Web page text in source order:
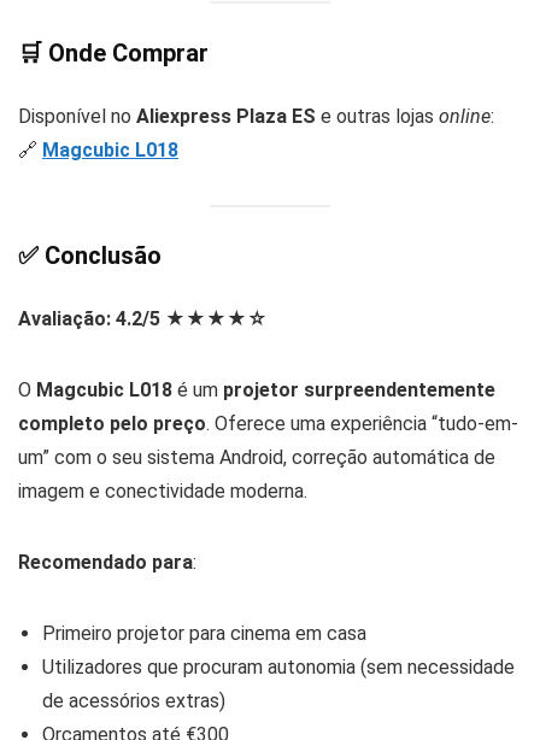
🛒 Onde Comprar
Disponível no Aliexpress Plaza ES e outras lojas online:
🔗 Magcubic L018
✅ Conclusão
Avaliação: 4.2/5 ★★★★☆
O Magcubic L018 é um projetor surpreendentemente
completo pelo preço. Oferece uma experiência “tudo-em-
um” com o seu sistema Android, correção automática de
imagem e conectividade moderna.
Recomendado para:
Primeiro projetor para cinema em casa
Utilizadores que procuram autonomia (sem necessidade
de acessórios extras)
Orçamentos até €300